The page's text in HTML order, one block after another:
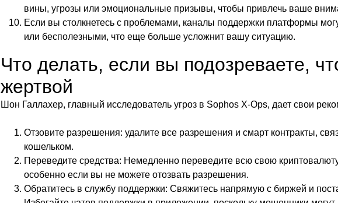
вины, угрозы или эмоциональные призывы, чтобы привлечь ваше
Если вы столкнетесь с проблемами, каналы поддержки платформы
или бесполезными, что еще больше усложнит вашу ситуацию.
Что делать, если вы подозреваете,
жертвой
Шон Галлахер, главный исследователь угроз в Sophos X-Ops, дает свои
Отзовите разрешения: удалите все разрешения и смарт контракты,
кошельком.
Переведите средства: Немедленно переведите всю свою
особенно если вы не можете отозвать разрешения.
Обратитесь в службу поддержки: Свяжитесь напрямую с биржей и